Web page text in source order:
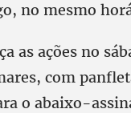
no mesmo
as ações no
com
o abaixo-